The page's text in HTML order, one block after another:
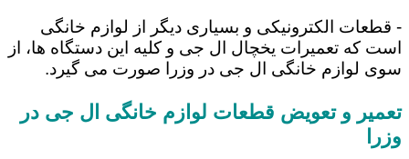
- قطعات الکترونیکی و بسیاری دیگر از لوازم خانگی
است که تعمیرات یخچال ال جی و کلیه این دستگاه ها، از
سوی لوازم خانگی ال جی در وزرا صورت می گیرد.
تعمیر و تعویض قطعات لوازم خانگی ال جی در
وزرا